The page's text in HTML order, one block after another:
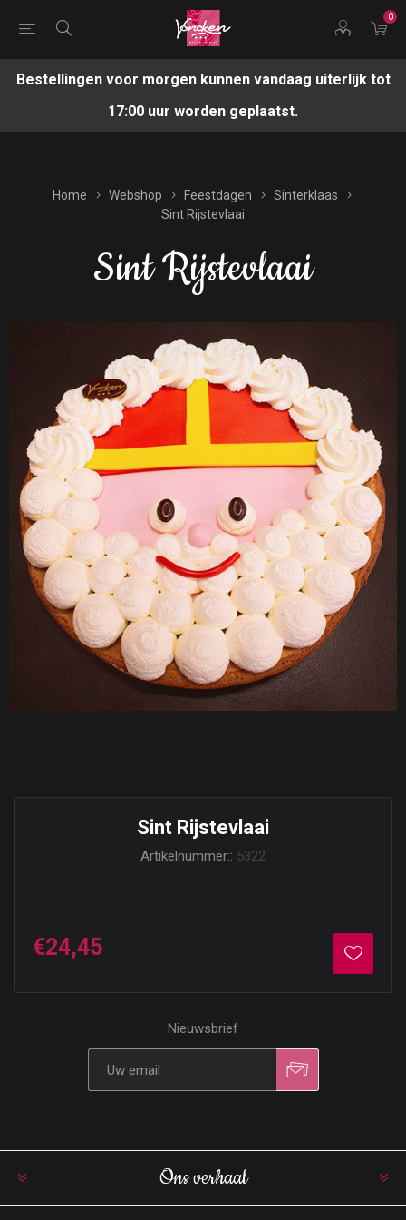
0
Bestellingen voor morgen kunnen vandaag uiterlijk tot
17:00 uur worden geplaatst.
Home Webshop Feestdagen
Sinterklaas
Sint Rijstevlaai
Sint Rijstevlaai
Sint Rijstevlaai
Artikelnummer:: 5322
€24,45
Nieuwsbrief
Ons verhaal